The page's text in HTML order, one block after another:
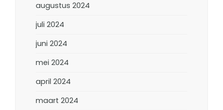
augustus 2024
juli 2024
juni 2024
mei 2024
april 2024
maart 2024